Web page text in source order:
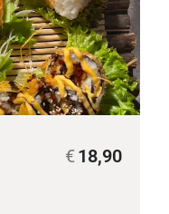
18,90
€